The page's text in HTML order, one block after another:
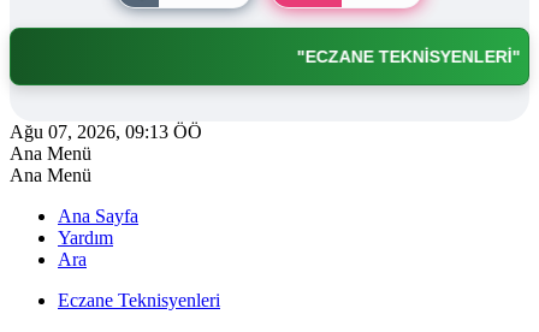
"ECZANE TEKNİSYENLERİ"
Ağu 07, 2026, 09:13 ÖÖ
Ana Menü
Ana Menü
Ana Sayfa
Yardım
Ara
Eczane Teknisyenleri